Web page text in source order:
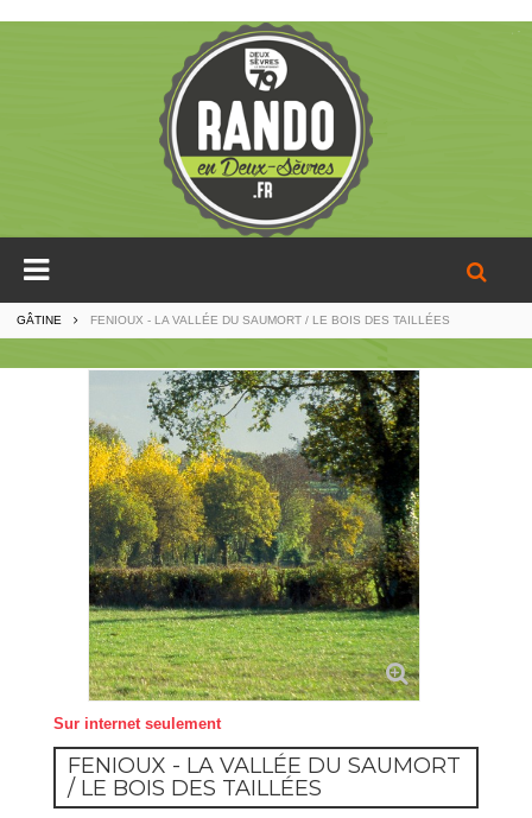
GÂTINE FENIOUX - LA VALLÉE DU SAUMORT / LE BOIS DES TAILLÉES
Sur internet seulement
FENIOUX - LA VALLÉE DU SAUMORT
/ LE BOIS DES TAILLÉES